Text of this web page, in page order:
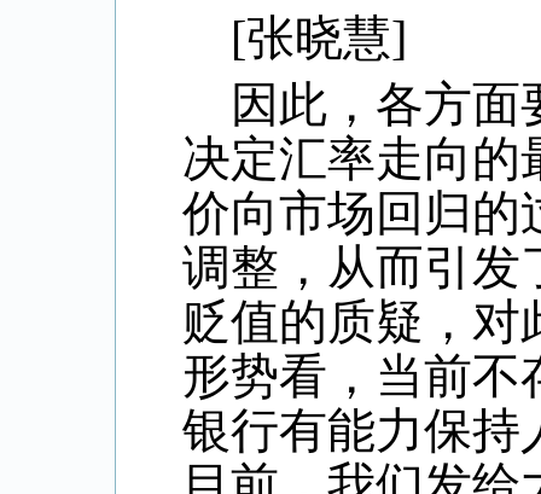
[张晓慧]
因此，各方
决定汇率走向的
价向市场回归的
调整，从而引发
贬值的质疑，
形势看，当前不
银行有能力保持